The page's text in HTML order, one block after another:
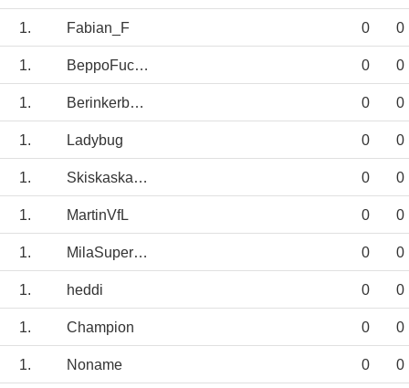
1. Fabian_F 0 0
1. BeppoFuchs 0 0
1. Berinkerbube 0 0
1. Ladybug 0 0
1. Skiskaskaska-3 0 0
1. MartinVfL 0 0
1. MilaSuperstar 0 0
1. heddi 0 0
1. Champion 0 0
1. Noname 0 0